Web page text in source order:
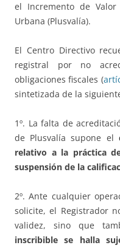
el Incremento de
Urbana (Plusvalía).
El Centro Directivo
registral por no
obligaciones fiscales (
sintetizada de la
1º. La falta de
de Plusvalía supone el
relativo a la práctica
suspensión de la
2º. Ante cualquier
solicite, el Registrador
validez, sino que
inscribible se halla